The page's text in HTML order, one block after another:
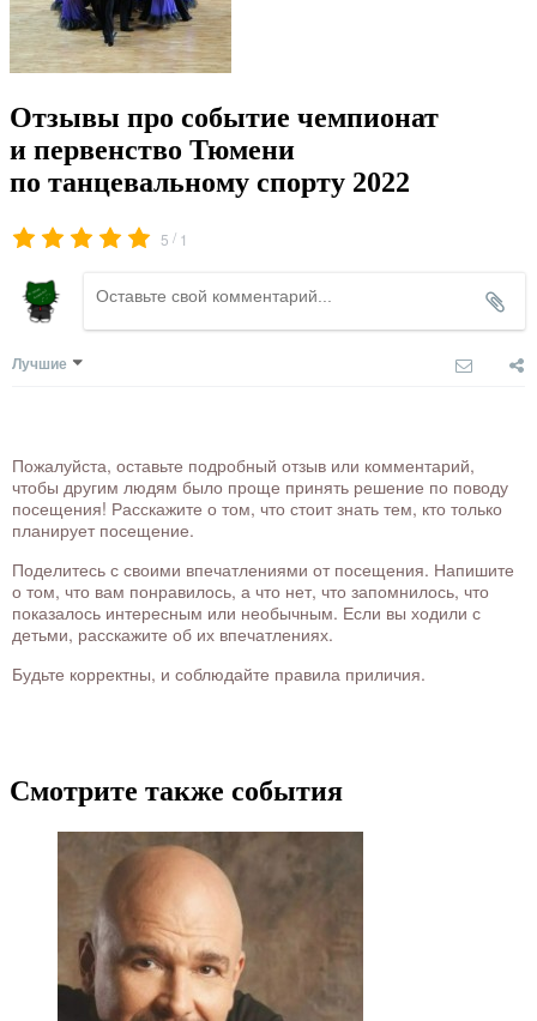
Отзывы про событие чемпионат
и первенство Тюмени
по танцевальному спорту 2022
5 / 1
Лучшие
Пожалуйста, оставьте подробный отзыв или комментарий,
чтобы другим людям было проще принять решение по поводу
посещения! Расскажите о том, что стоит знать тем, кто только
планирует посещение.
Поделитесь с своими впечатлениями от посещения. Напишите
о том, что вам понравилось, а что нет, что запомнилось, что
показалось интересным или необычным. Если вы ходили с
детьми, расскажите об их впечатлениях.
Будьте корректны, и соблюдайте правила приличия.
Смотрите также события